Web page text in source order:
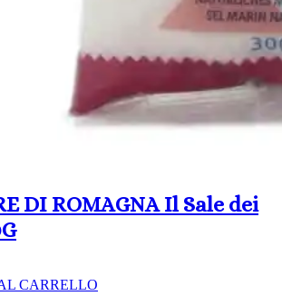
DI ROMAGNA Il Sale dei
CARRELLO